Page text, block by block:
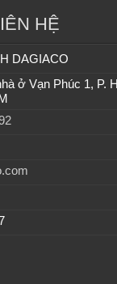
HỆ
DAGIACO
ở Vạn Phúc 1, P.